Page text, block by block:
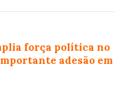
força política no
adesão em